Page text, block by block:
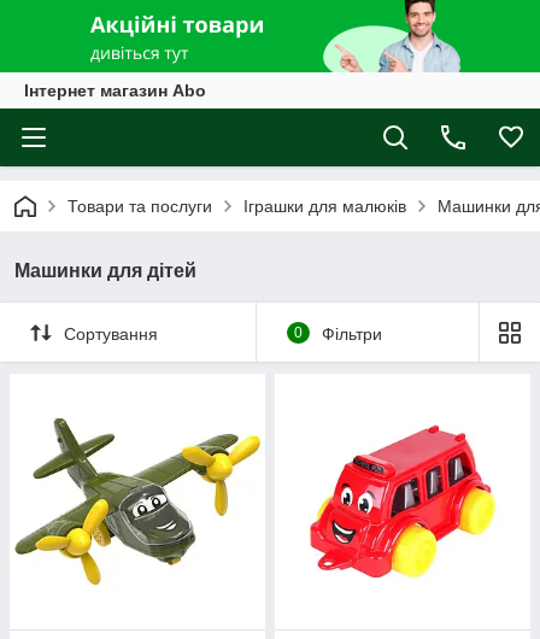
Інтернет магазин Abo
Товари та послуги Іграшки для малюків Машинки
Машинки для дітей
Сортування 0 Фільтри